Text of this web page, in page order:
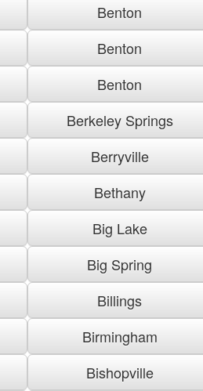
Benton
Benton
Benton
Berkeley Springs
Berryville
Bethany
Big Lake
Big Spring
Billings
Birmingham
Bishopville